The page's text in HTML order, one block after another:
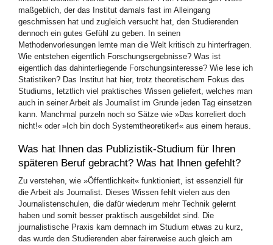
maßgeblich, der das Institut damals fast im Alleingang
geschmissen hat und zugleich versucht hat, den Studierenden
dennoch ein gutes Gefühl zu geben. In seinen
Methodenvorlesungen lernte man die Welt kritisch zu hinterfragen.
Wie entstehen eigentlich Forschungsergebnisse? Was ist
eigentlich das dahinterliegende Forschungsinteresse? Wie lese ich
Statistiken? Das Institut hat hier, trotz theoretischem Fokus des
Studiums, letztlich viel praktisches Wissen geliefert, welches man
auch in seiner Arbeit als Journalist im Grunde jeden Tag einsetzen
kann. Manchmal purzeln noch so Sätze wie »Das korreliert doch
nicht!« oder »Ich bin doch Systemtheoretiker!« aus einem heraus.
Was hat Ihnen das Publizistik-Studium für Ihren
späteren Beruf gebracht? Was hat Ihnen gefehlt?
Zu verstehen, wie »Öffentlichkeit« funktioniert, ist essenziell für
die Arbeit als Journalist. Dieses Wissen fehlt vielen aus den
Journalistenschulen, die dafür wiederum mehr Technik gelernt
haben und somit besser praktisch ausgebildet sind. Die
journalistische Praxis kam demnach im Studium etwas zu kurz,
das wurde den Studierenden aber fairerweise auch gleich am